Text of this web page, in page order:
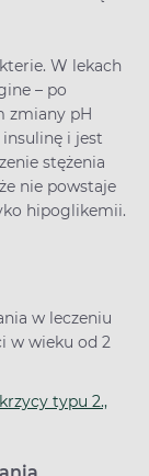
W lekach
– po
zmiany pH
i jest
stężenia
nie powstaje
hipoglikemii.
w leczeniu
w wieku od 2
typu 2.,